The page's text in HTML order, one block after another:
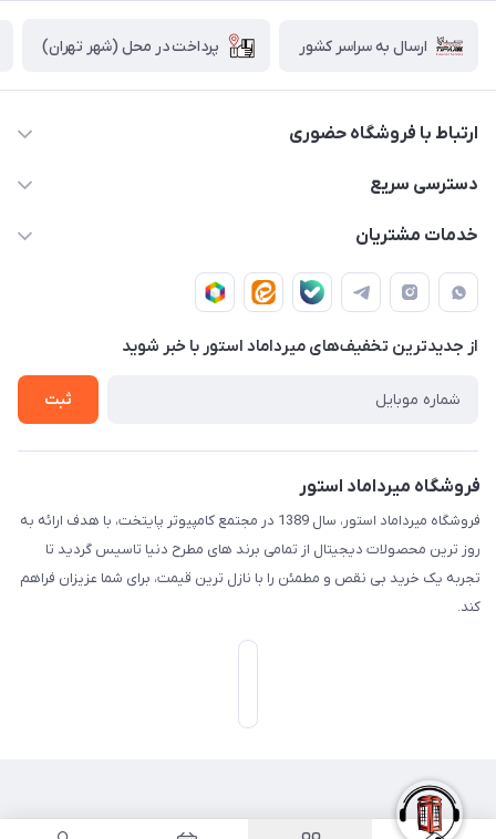
ارسال به سراسر کشور پرداخت در محل (شهر تهران)
ارتباط با فروشگاه حضوری
02188874370 - 02188874371
پایتخت - طبقه اول - واحد 172
دسترسی سریع
صـفـحـه اصـلـی
دربـاره مـیـردامـاد اسـتـور
خدمات مشتریان
قـوانـیـن و مـقـررات
روش هـای پـرداخـت
تـیـکـت بـه پـشـتـیـبـانـی
از جدید‌ترین تخفیف‌های میرداماد استور با‌ خبر شوید
ثبت
فروشگاه میرداماد استور
فروشگاه میرداماد استور، سال 1389 در مجتمع کامپیوتر پایتخت، با هدف ارائه به
روز ترین محصولات دیجیتال از تمامی برند های مطرح دنیا تاسیس گردید تا
تجربه یک خرید بی نقص و مطمئن را با نازل ترین قیمت، برای شما عزیزان فراهم
کند.